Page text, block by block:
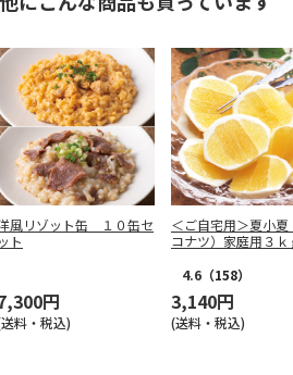
風リゾット缶 １０缶セ
ット
円
料・税込)
＜ご自宅用＞夏小夏
コナツ）家庭用３ｋ
4.6 （158）
3,140円
(送料・税込)